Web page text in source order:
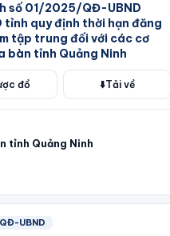
số 01/2025/QĐ-UBND
quy định thời hạn đăng
tập trung đối với các cơ
bàn tỉnh Quảng Ninh
đồ ⬇️Tải về
tỉnh Quảng Ninh
UBND